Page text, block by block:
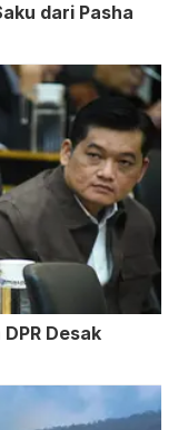
dari Pasha
Desak